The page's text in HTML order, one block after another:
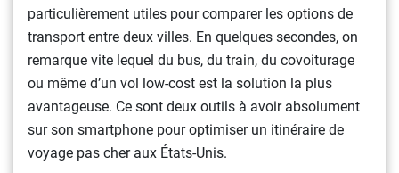
particulièrement utiles pour comparer les options de
transport entre deux villes. En quelques secondes, on
remarque vite lequel du bus, du train, du covoiturage
ou même d’un vol low-cost est la solution la plus
avantageuse. Ce sont deux outils à avoir absolument
sur son smartphone pour optimiser un itinéraire de
voyage pas cher aux États-Unis.